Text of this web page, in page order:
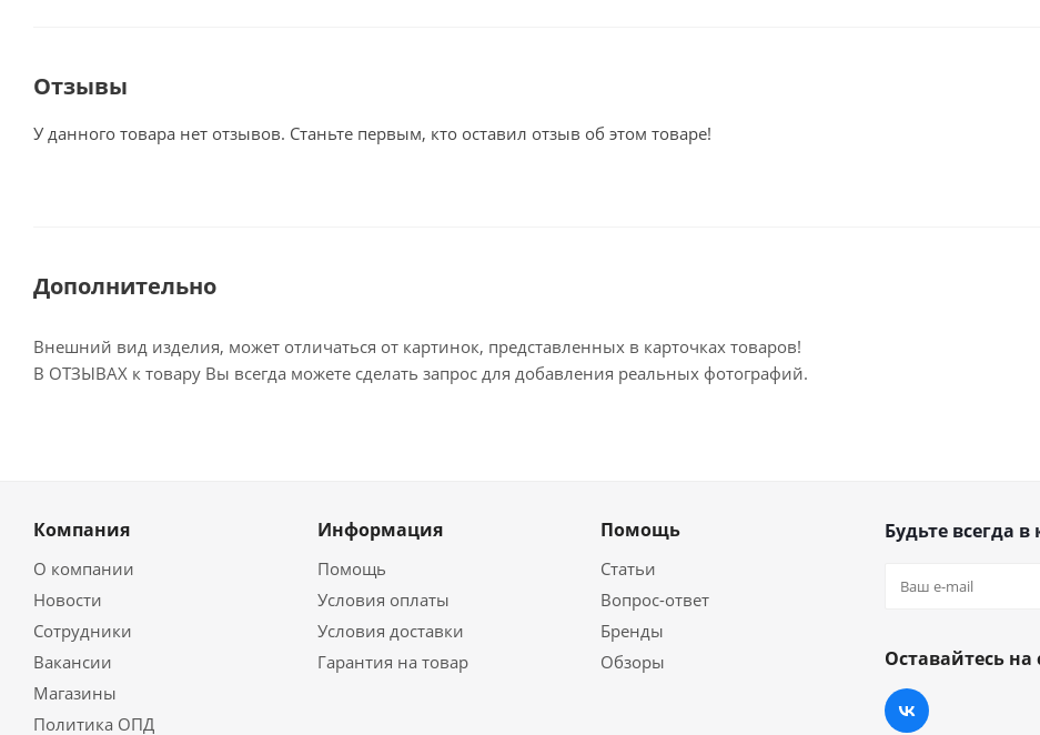
Отзывы
У данного товара нет отзывов. Станьте первым, кто оставил отзыв об этом товаре!
Дополнительно
Внешний вид изделия, может отличаться от картинок, представленных в карточках товаров!
В ОТЗЫВАХ к товару Вы всегда можете сделать запрос для добавления реальных фотографий.
Компания
О компании
Новости
Сотрудники
Вакансии
Магазины
Политика ОПД
Информация
Помощь
Условия оплаты
Условия доставки
Гарантия на товар
Помощь
Статьи
Вопрос-ответ
Бренды
Обзоры
Будьте всегда в
Оставайтесь на